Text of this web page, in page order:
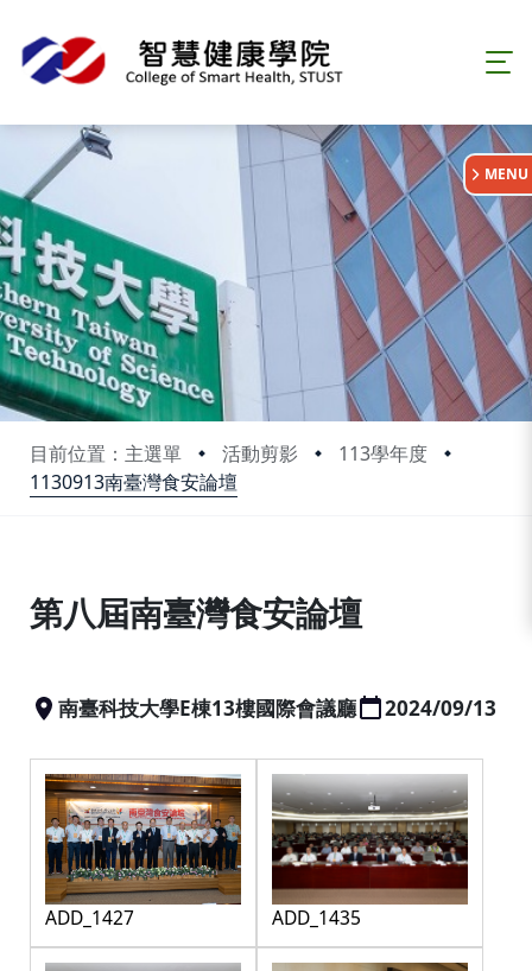
目前位置：主選單 活動剪影
113學年度
1130913南臺灣食安論壇
:::
MENU
第八屆南臺灣食安論壇
南臺科技大學E棟13樓國際會議廳 2024/09/13
ADD_1427 ADD_1435